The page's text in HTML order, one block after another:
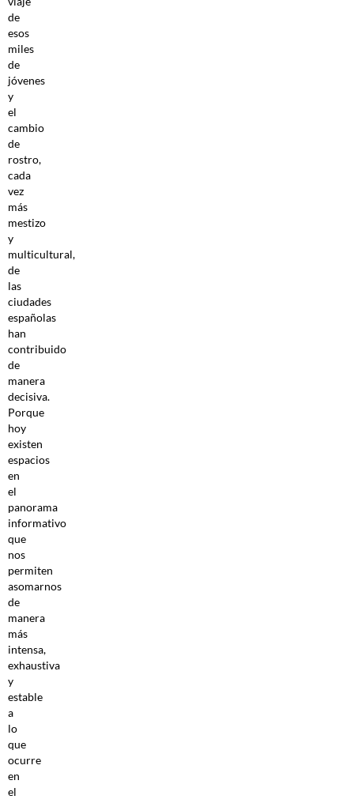
de
esos
miles
de
jóvenes
y
el
cambio
de
rostro,
cada
vez
más
mestizo
y
multicultural,
de
las
ciudades
españolas
han
contribuido
de
manera
decisiva.
Porque
hoy
existen
espacios
en
el
panorama
informativo
que
nos
permiten
asomarnos
de
manera
más
intensa,
exhaustiva
y
estable
a
lo
que
ocurre
en
el